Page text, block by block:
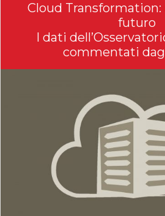
Cloud Transformation:
futuro
I dati
commentati